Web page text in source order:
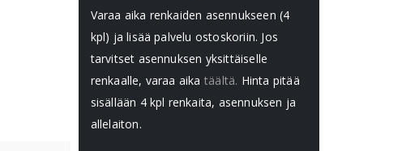
Varaa aika renkaiden asennukseen (4
kpl) ja lisää palvelu ostoskoriin. Jos
tarvitset asennuksen yksittäiselle
renkaalle, varaa aika täältä. Hinta pitää
sisällään 4 kpl renkaita, asennuksen ja
allelaiton.